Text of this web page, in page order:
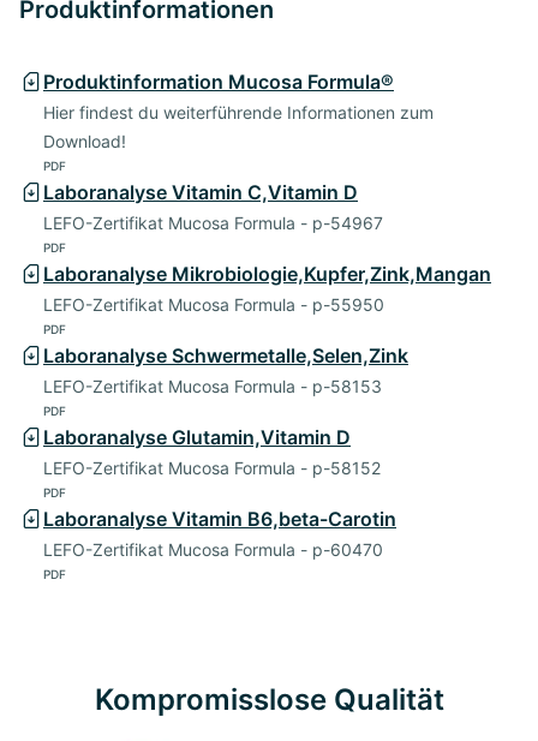
Produktinformationen
Produktinformation Mucosa Formula®
Hier findest du weiterführende Informationen zum
Download!
PDF
Laboranalyse Vitamin C,Vitamin D
LEFO-Zertifikat Mucosa Formula - p-54967
PDF
Laboranalyse Mikrobiologie,Kupfer,Zink,Mangan
LEFO-Zertifikat Mucosa Formula - p-55950
PDF
Laboranalyse Schwermetalle,Selen,Zink
LEFO-Zertifikat Mucosa Formula - p-58153
PDF
Laboranalyse Glutamin,Vitamin D
LEFO-Zertifikat Mucosa Formula - p-58152
PDF
Laboranalyse Vitamin B6,beta-Carotin
LEFO-Zertifikat Mucosa Formula - p-60470
PDF
Kompromisslose Qualität